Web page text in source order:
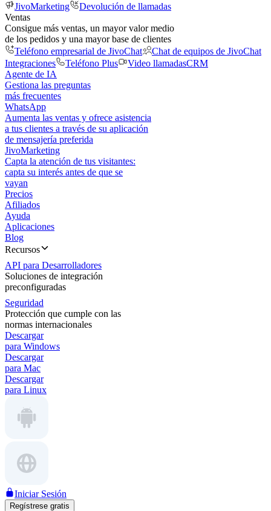
JivoMarketing
Devolución de llamadas
Ventas
Consigue más ventas, un mayor valor medio
de los pedidos y una mayor base de clientes
Teléfono empresarial de JivoChat
Chat de equipos de JivoChat
Integraciones
Teléfono Plus Video llamadasCRM
Agente de IA
Gestiona las preguntas
más frecuentes
WhatsApp
Aumenta las ventas y ofrece asistencia
a tus clientes a través de su aplicación
de mensajería preferida
JivoMarketing
Capta la atención de tus visitantes:
capta su interés antes de que se
vayan
Precios
Afiliados
Ayuda
Aplicaciones
Blog
Recursos
API para Desarrolladores
Soluciones de integración
preconfiguradas
Seguridad
Protección que cumple con las
normas internacionales
Descargar
para Windows
Descargar
para Mac
Descargar
para Linux
Iniciar Sesión
Regístrese gratis